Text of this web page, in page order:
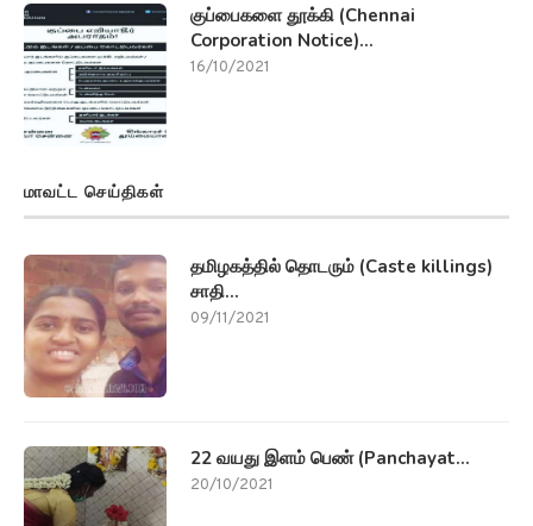
குப்பைகளை தூக்கி (Chennai
Corporation Notice)...
16/10/2021
மாவட்ட செய்திகள்
தமிழகத்தில் தொடரும் (Caste killings)
சாதி...
09/11/2021
22 வயது இளம் பெண் (Panchayat...
20/10/2021